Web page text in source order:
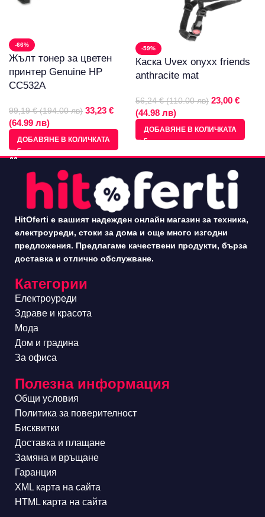
-66%
Жълт тонер за цветен
принтер Genuine HP
CC532A
99,19 € (194.00 лв) 33,23 €
(64.99 лв)
ДОБАВЯНЕ В КОЛИЧКАТА
-59%
Каска Uvex onyxx friends
anthracite mat
56,24 € (110.00 лв) 23,00 €
(44.98 лв)
ДОБАВЯНЕ В КОЛИЧКАТА
HitOferti е вашият надежден онлайн магазин за техника,
електроуреди, стоки за дома и още много изгодни
предложения. Предлагаме качествени продукти, бърза
доставка и отлично обслужване.
Категории
Електроуреди
Здраве и красота
Мода
Дом и градина
За офиса
Полезна информация
Общи условия
Политика за поверителност
Бисквитки
Доставка и плащане
Замяна и връщане
Гаранция
XML карта на сайта
HTML карта на сайта